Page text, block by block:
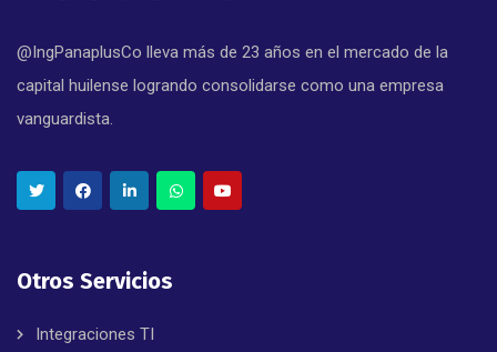
@IngPanaplusCo lleva más de 23 años en el mercado de la
capital huilense logrando consolidarse como una empresa
vanguardista.
Otros Servicios
Integraciones TI